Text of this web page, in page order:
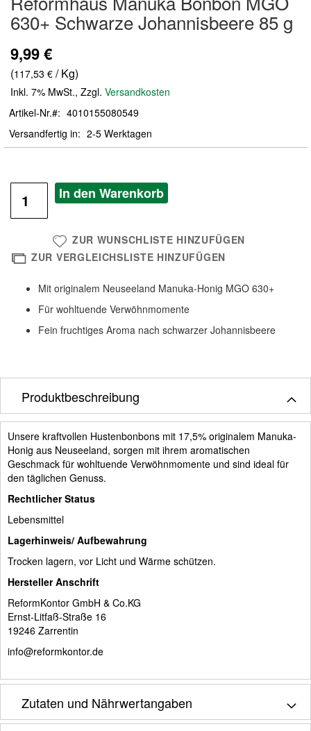
der
Bildergalerie
630+ Schwarze Johannisbeere 85 g
9,99 €
(117,53 € / Kg)
Inkl. 7% MwSt., Zzgl. Versandkosten
Artikel-Nr.
4010155080549
Versandfertig in
2-5 Werktagen
In den Warenkorb
ZUR WUNSCHLISTE HINZUFÜGEN
ZUR VERGLEICHSLISTE HINZUFÜGEN
Mit originalem Neuseeland Manuka-Honig MGO 630+
Für wohltuende Verwöhnmomente
Fein fruchtiges Aroma nach schwarzer Johannisbeere
Produktbeschreibung
Unsere kraftvollen Hustenbonbons mit 17,5% originalem Manuka-
Honig aus Neuseeland, sorgen mit ihrem aromatischen
Geschmack für wohltuende Verwöhnmomente und sind ideal für
den täglichen Genuss.
Rechtlicher Status
Lebensmittel
Lagerhinweis/ Aufbewahrung
Trocken lagern, vor Licht und Wärme schützen.
Hersteller Anschrift
ReformKontor GmbH & Co.KG
Ernst-Litfaß-Straße 16
19246 Zarrentin
info@reformkontor.de
Zutaten und Nährwertangaben